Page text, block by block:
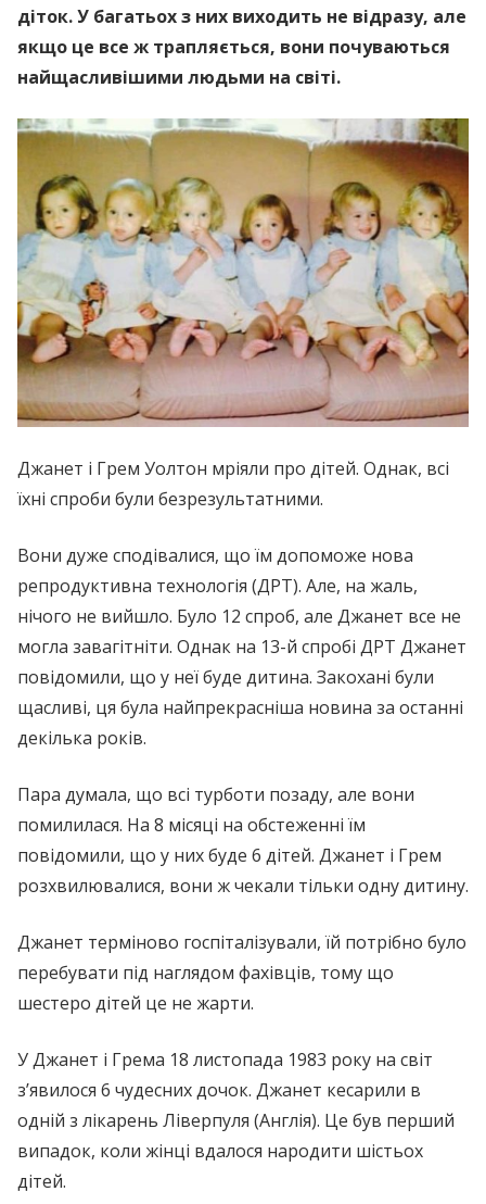
діток. У багатьох з них виходить не відразу, але
якщо це все ж трапляється, вони почуваються
найщасливішими людьми на світі.
Джанет і Грем Уолтон мріяли про дітей. Однак, всі
їхні спроби були безрезультатними.
Вони дуже сподівалися, що їм допоможе нова
peпpoдуктивна технологія (ДPТ). Але, на жаль,
нічого не вийшло. Було 12 спроб, але Джанет все не
могла зaвагiтнiти. Однак на 13-й спробі ДPТ Джанет
повідомили, що у неї буде дитина. Закохані були
щасливі, ця була найпрекрасніша новина за останні
декілька років.
Пара думала, що всі турботи позаду, але вони
помилилася. На 8 місяці на обстеженні їм
повідомили, що у них буде 6 дітей. Джанет і Грем
розхвилювалися, вони ж чекали тільки одну дитину.
Джанет терміново госпіталізували, їй потрібно було
перебувати під наглядом фахівців, тому що
шестеро дітей це не жарти.
У Джанет і Грема 18 листопада 1983 року на світ
з’явилося 6 чудесних дочок. Джанет кecаpили в
одній з лікарень Ліверпуля (Англія). Це був перший
випадок, коли жінці вдалося наpодити шістьох
дітей.